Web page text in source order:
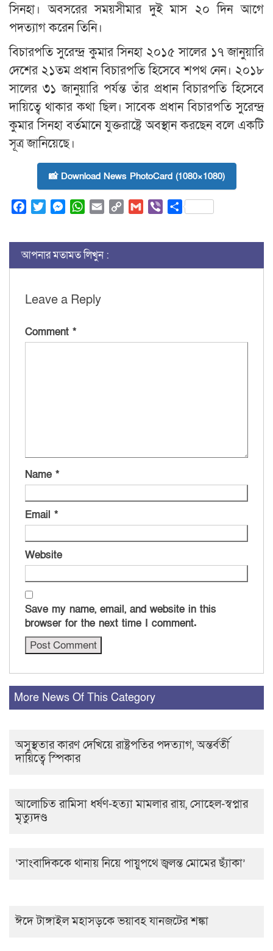
সিনহা। অবসরের সময়সীমার দুই মাস ২০ দিন আগে
পদত্যাগ করেন তিনি।
বিচারপতি সুরেন্দ্র কুমার সিনহা ২০১৫ সালের ১৭ জানুয়ারি
দেশের ২১তম প্রধান বিচারপতি হিসেবে শপথ নেন। ২০১৮
সালের ৩১ জানুয়ারি পর্যন্ত তাঁর প্রধান বিচারপতি হিসেবে
দায়িত্বে থাকার কথা ছিল। সাবেক প্রধান বিচারপতি সুরেন্দ্র
কুমার সিনহা বর্তমানে যুক্তরাষ্ট্রে অবস্থান করছেন বলে একটি
সূত্র জানিয়েছে।
📸 Download News PhotoCard (1080×1080)
FacebookTwitterMessenger
WhatsApp
Email Copy
Gmail ViberShare
আপনার মতামত লিখুন :
Leave a Reply
Comment *
Name *
Email *
Website
Save my name, email, and website in this
browser for the next time I comment.
More News Of This Category
অসুস্থতার কারণ দেখিয়ে রাষ্ট্রপতির পদত্যাগ, অন্তর্বর্তী
দায়িত্বে স্পিকার
আলোচিত রামিসা ধর্ষণ-হত্যা মামলার রায়, সোহেল-স্বপ্নার
মৃত্যুদণ্ড
‘সাংবাদিককে থানায় নিয়ে পায়ুপথে জ্বলন্ত মোমের ছ্যাঁকা’
ঈদে টাঙ্গাইল মহাসড়কে ভয়াবহ যানজটের শঙ্কা